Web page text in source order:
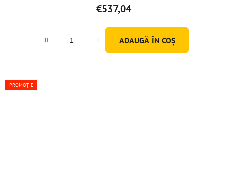
€537,04
ADAUGĂ ÎN COŞ
PROMOȚIE